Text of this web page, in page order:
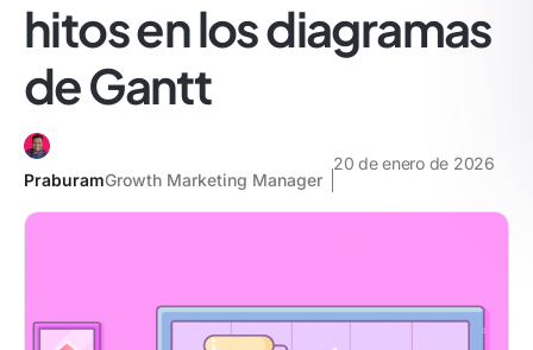
hitos en los diagramas
de Gantt
PraburamGrowth Marketing Manager
20 de enero de 2026